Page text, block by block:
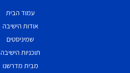
עמוד הבית
אודות הישיבה
שמיניסטים
תוכניות הישיבה
מבית מדרשנו